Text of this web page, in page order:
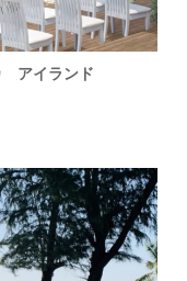
アイランド